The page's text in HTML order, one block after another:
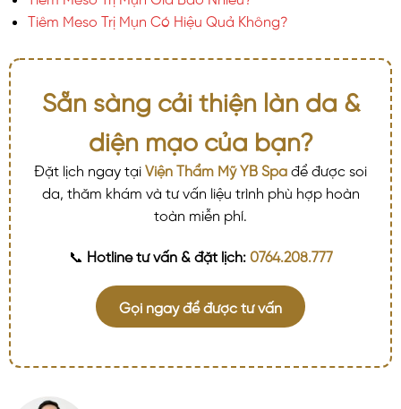
Tiêm Meso Trị Mụn Có Hiệu Quả Không?
Sẵn sàng cải thiện làn da &
diện mạo của bạn?
Đặt lịch ngay tại Viện Thẩm Mỹ YB Spa để được soi
da, thăm khám và tư vấn liệu trình phù hợp hoàn
toàn miễn phí.
📞 Hotline tư vấn & đặt lịch: 0764.208.777
Gọi ngay để được tư vấn